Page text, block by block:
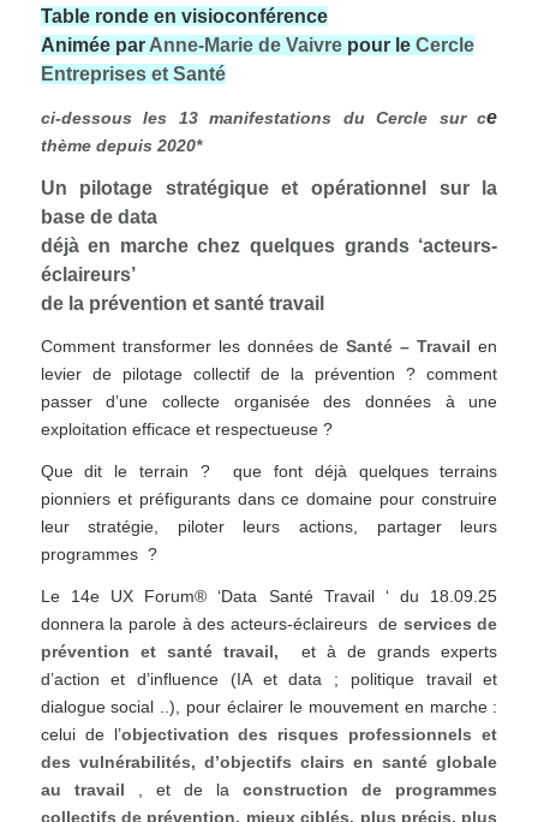
Table ronde en visioconférence
Animée par Anne-Marie de Vaivrepour le Cercle
Entreprises et Santé
ci-dessous les 13 manifestations du Cercle sur ce
thème depuis 2020*
Un pilotage stratégique et opérationnel sur la
base de data
déjà en marche chez quelques grands ‘acteurs-
éclaireurs’
de la prévention et santé travail
Comment transformer les données deSanté – Travail en
levier de pilotage collectif de la prévention ? comment
passer d’une collecte organisée des données à une
exploitation efficace et respectueuse ?
Que dit le terrain ? que font déjà quelques terrains
pionniers et préfigurants dans ce domaine pour construire
leur stratégie, piloter leurs actions, partager leurs
programmes ?
Le 14e UX Forum® ‘Data Santé Travail ‘ du 18.09.25
donnera la parole à des acteurs-éclaireurs de services de
prévention et santé travail,
et à de grands experts
d’action et d’influence (IA et data ; politique travail et
dialogue social ..), pour éclairer le mouvement en marche :
celui de l’objectivation des risques
professionnels et
des vulnérabilités, d’objectifs clairs en santé globale
au travail , et de la construction de programmes
collectifs de prévention, mieux ciblés, plus précis, plus